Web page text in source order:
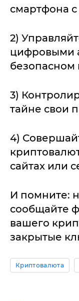
смартфона
2)
цифровыми
безопасном
3)
тайне свои
4)
сайтах или
И помните:
сообщайте
вашего
закрытые
Криптовалюта